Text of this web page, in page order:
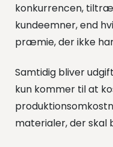
konkurrencen,
kundeemner, end
præmie, der ikke
Samtidig bliver
kun kommer til at
materialer, der skal